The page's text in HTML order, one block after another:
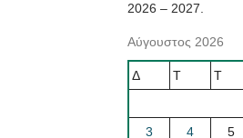
2026 – 2027.
Αύγουστος 2026
Δ Τ Τ
3
4 5